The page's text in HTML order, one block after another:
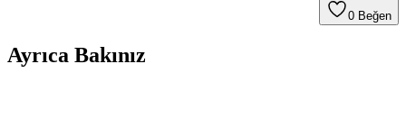
0 Beğen
Ayrıca Bakınız